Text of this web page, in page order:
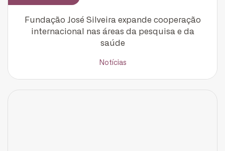
Fundação José Silveira expande cooperação
internacional nas áreas da pesquisa e da
saúde
Notícias